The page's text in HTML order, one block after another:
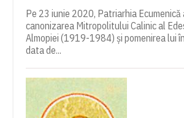
Pe 23 iunie 2020, Patriarhia
canonizarea Mitropolitului Calinic al
Almopiei (1919-1984) și pomenirea lui
data de...